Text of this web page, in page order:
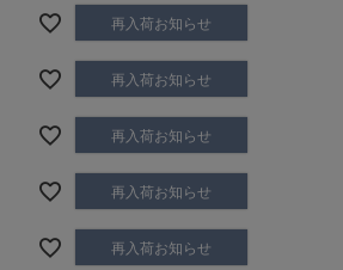
再入荷お知らせ
再入荷お知らせ
再入荷お知らせ
再入荷お知らせ
再入荷お知らせ